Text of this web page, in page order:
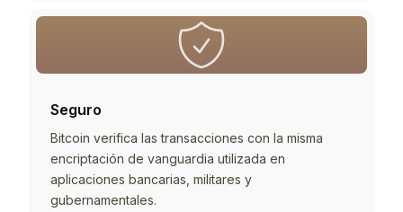
Seguro
Bitcoin verifica las transacciones con la misma
encriptación de vanguardia utilizada en
aplicaciones bancarias, militares y
gubernamentales.